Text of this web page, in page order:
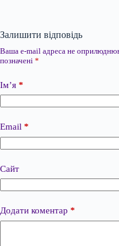
Залишити відповідь
Ваша e-mail адреса не
позначені *
Ім’я *
Email *
Сайт
Додати коментар *